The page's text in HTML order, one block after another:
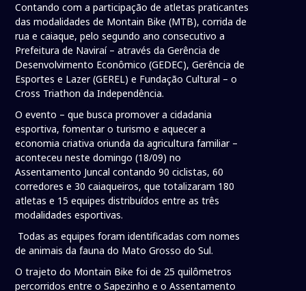
Contando com a participação de atletas praticantes
das modalidades de Montain Bike (MTB), corrida de
rua e caiaque, pelo segundo ano consecutivo a
Prefeitura de Naviraí – através da Gerência de
Desenvolvimento Econômico (GEDEC), Gerência de
Esportes e Lazer (GEREL) e Fundação Cultural – o
Cross Triathon da Independência.
O evento – que busca promover a cidadania
esportiva, fomentar o turismo e aquecer a
economia criativa oriunda da agricultura familiar –
aconteceu neste domingo (18/09) no
Assentamento Juncal contando 90 ciclistas, 60
corredores e 30 caiaqueiros, que totalizaram 180
atletas e 15 equipes distribuídos entre as três
modalidades esportivas.
Todas as equipes foram identificadas com nomes
de animais da fauna do Mato Grosso do Sul.
O trajeto do Montain Bike foi de 25 quilômetros
percorridos entre o Sapezinho e o Assentamento